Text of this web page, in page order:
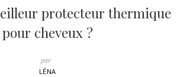
protecteur thermique
pour cheveux ?
par
LÉNA